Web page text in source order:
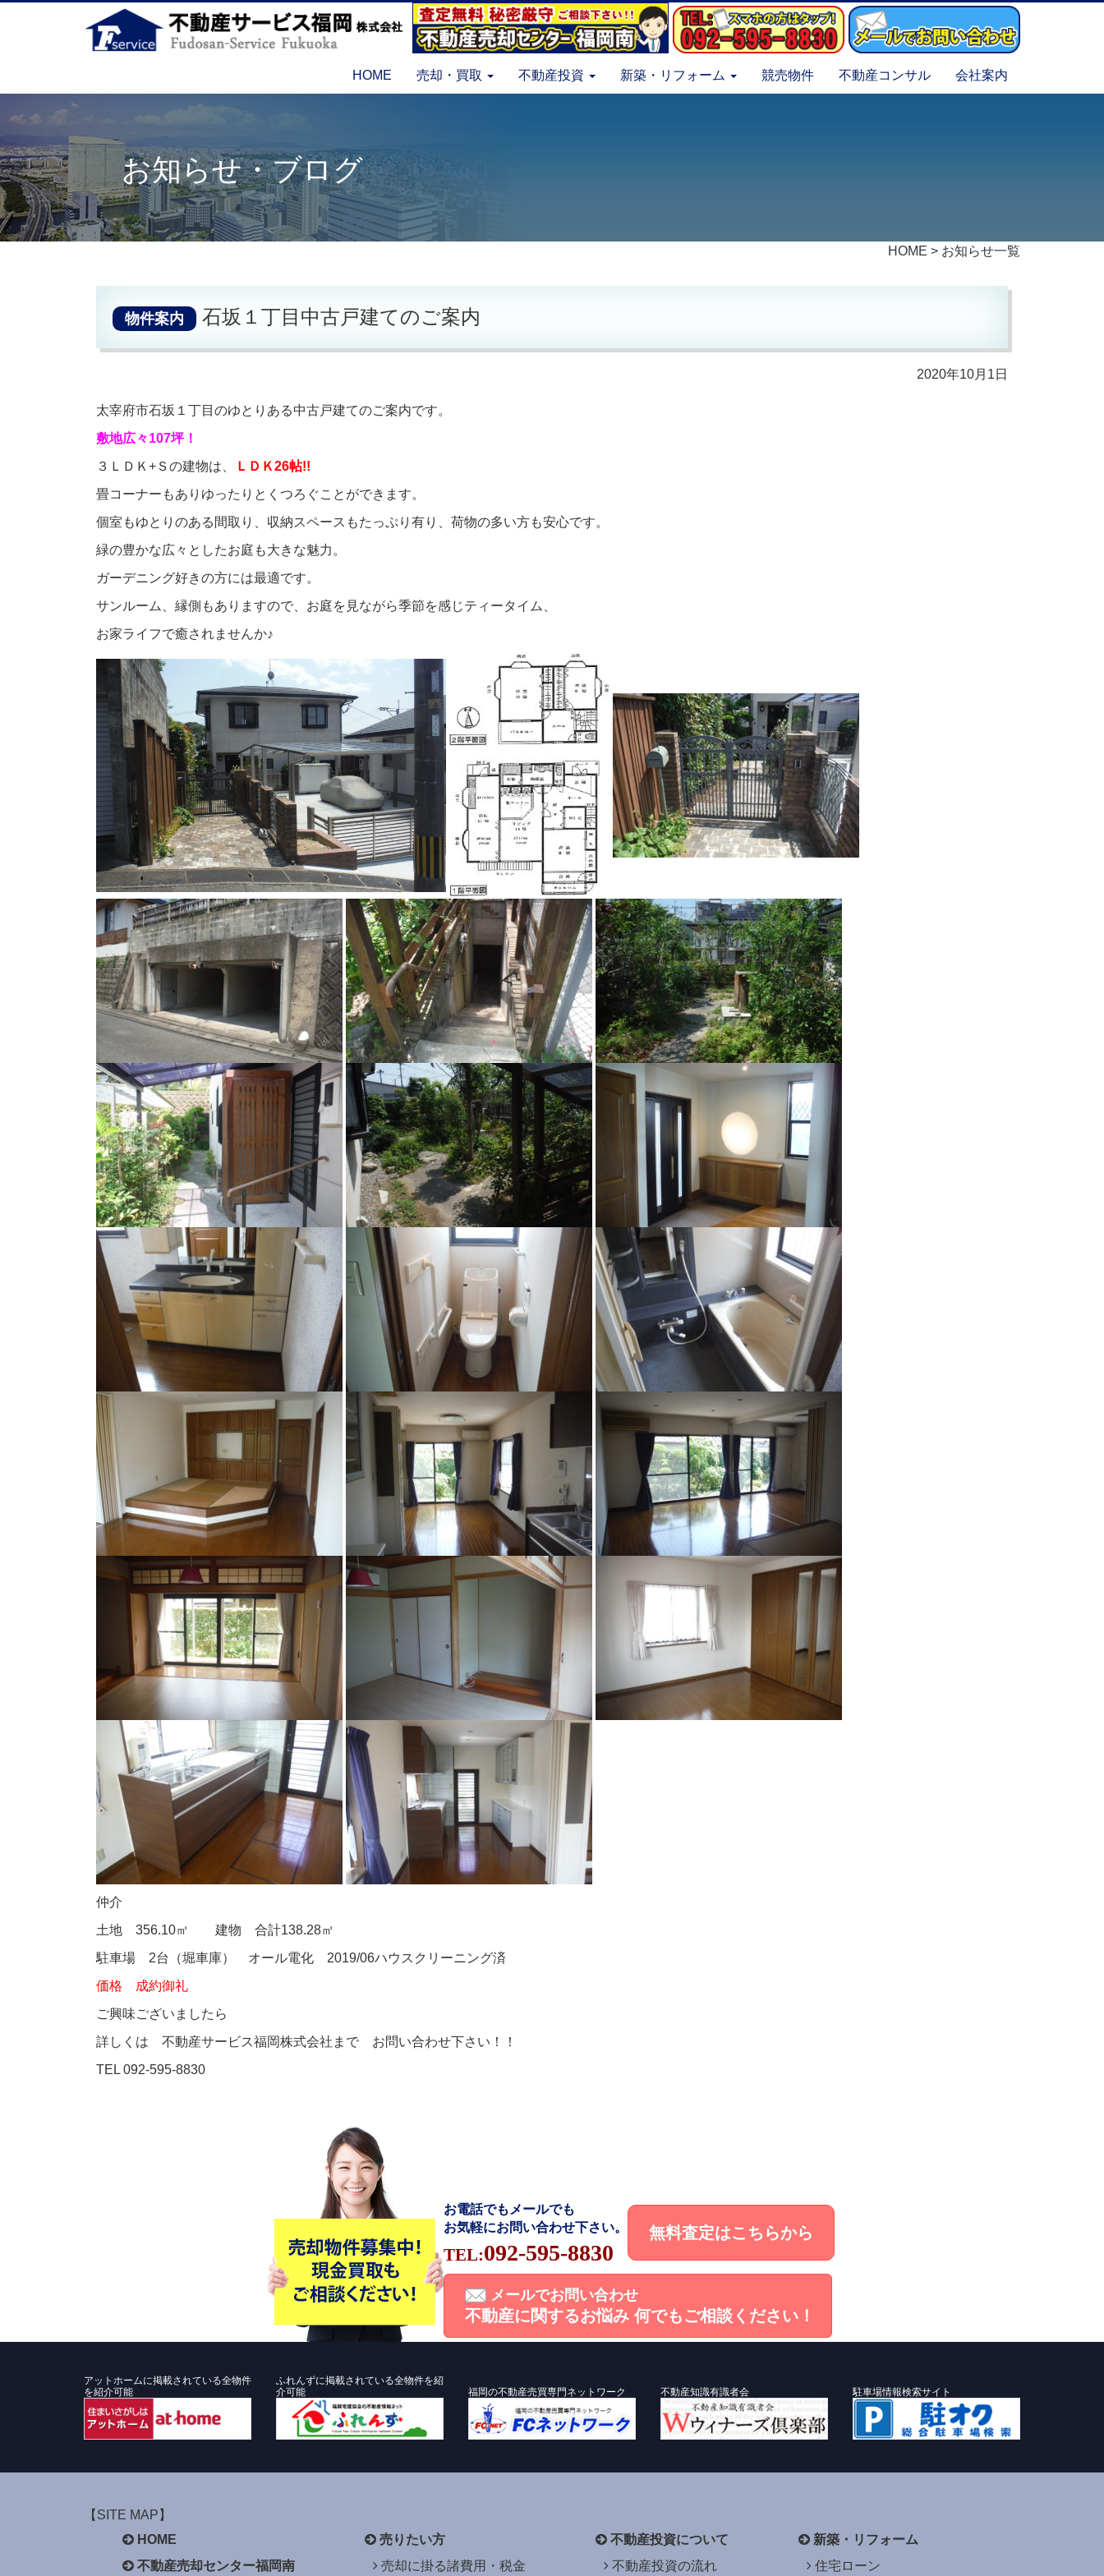
HOME 売却・買取 不動産投資 新築・リフォーム 競売物件 不動産コンサル 会社案内
お知らせ・ブログ
HOME > お知らせ一覧
物件案内 石坂１丁目中古戸建てのご案内
2020年10月1日
太宰府市石坂１丁目のゆとりある中古戸建てのご案内です。
敷地広々107坪！
３ＬＤＫ+Ｓの建物は、
ＬＤＫ26帖!!
畳コーナーもありゆったりとくつろぐことができます。
個室もゆとりのある間取り、収納スペースもたっぷり有り、荷物の多い方も安心です。
緑の豊かな広々としたお庭も大きな魅力。
ガーデニング好きの方には最適です。
サンルーム、縁側もありますので、お庭を見ながら季節を感じティータイム、
お家ライフで癒されませんか♪
仲介
土地 356.10㎡ 建物 合計138.28㎡
駐車場 2台（堀車庫） オール電化 2019/06ハウスクリーニング済
価格 成約御礼
ご興味ございましたら
詳しくは 不動産サービス福岡株式会社まで お問い合わせ下さい！！
TEL 092-595-8830
お電話でもメールでも
お気軽にお問い合わせ下さい。
TEL:092-595-8830
無料査定はこちらから
メールでお問い合わせ
不動産に関するお悩み 何でもご相談ください！
アットホームに掲載されている全物件
を紹介可能
ふれんずに掲載されている全物件を紹
介可能
福岡の不動産売買専門ネットワーク 不動産知識有識者会 駐車場情報検索サイト
【SITE MAP】
HOME
不動産売却センター福岡南
売りたい方
売却に掛る諸費用・税金
不動産投資について
不動産投資の流れ
新築・リフォーム
住宅ローン